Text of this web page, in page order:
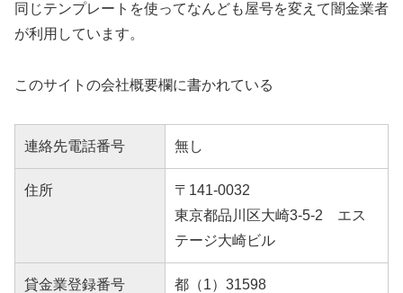
同じテンプレートを使ってなんども屋号を変えて闇金業者
が利用しています。
このサイトの会社概要欄に書かれている
連絡先電話番号 無し
住所
〒141-0032
東京都品川区大崎3-5-2 エス
テージ大崎ビル
貸金業登録番号 都（1）31598